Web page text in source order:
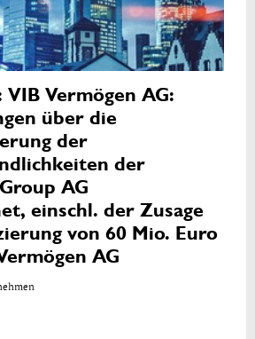
VIB Vermögen AG:
über die
der
der
AG
einschl. der Zusage
von 60 Mio. Euro
AG